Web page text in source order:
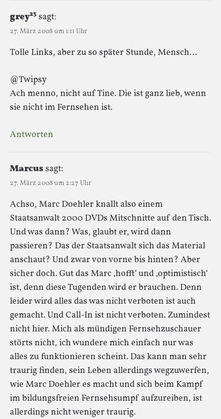
grey²³sagt:
27. März 2008 um 1:11 Uhr
Tolle Links, aber zu so später Stunde, Mensch…
@Twipsy
Ach menno, nicht auf Tine. Die ist ganz lieb, wenn
sie nicht im Fernsehen ist.
Antworten
Marcussagt:
27. März 2008 um 2:27 Uhr
Achso, Marc Doehler knallt also einem
Staatsanwalt 2000 DVDs Mitschnitte auf den Tisch.
Und was dann? Was, glaubt er, wird dann
passieren? Das der Staatsanwalt sich das Material
anschaut? Und zwar von vorne bis hinten? Aber
sicher doch. Gut das Marc ‚hofft‘ und ‚optimistisch‘
ist, denn diese Tugenden wird er brauchen. Denn
leider wird alles das was nicht verboten ist auch
gemacht. Und Call-In ist nicht verboten. Zumindest
nicht hier. Mich als mündigen Fernsehzuschauer
störts nicht, ich wundere mich einfach nur was
alles zu funktionieren scheint. Das kann man sehr
traurig finden, sein Leben allerdings wegzuwerfen,
wie Marc Doehler es macht und sich beim Kampf
im bildungsfreien Fernsehsumpf aufzureiben, ist
allerdings nicht weniger traurig.